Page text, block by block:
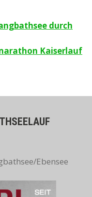
durch
Kaiserlauf
Ebensee